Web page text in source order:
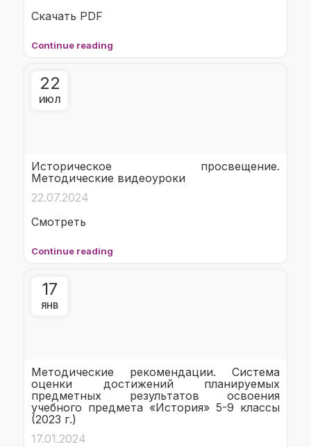
Скачать PDF
Continue reading
22
ИЮЛ
Историческое просвещение.
Методические видеоуроки
22.07.2024
Смотреть
Continue reading
17
ЯНВ
Методические рекомендации. Система
оценки достижений планируемых
предметных результатов освоения
учебного предмета «История» 5-9 классы
(2023 г.)
17.01.2024